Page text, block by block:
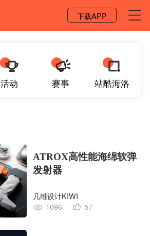
下载APP
活动 赛事 站酷海洛
ATROX高性能海绵软弹
发射器
几维设计KIWI
1096
57